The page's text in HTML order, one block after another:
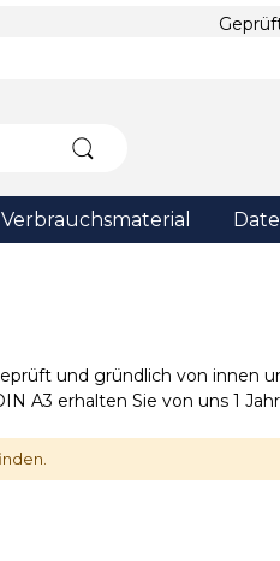
Verbrauchsmaterial
und gründlich von innen
A3 erhalten Sie von uns 1